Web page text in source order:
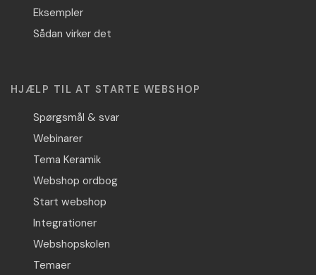
Eksempler
Sådan virker det
HJÆLP TIL AT STARTE WEBSHOP
Spørgsmål & svar
Webinarer
Tema Keramik
Webshop ordbog
Start webshop
Integrationer
Webshopskolen
Temaer